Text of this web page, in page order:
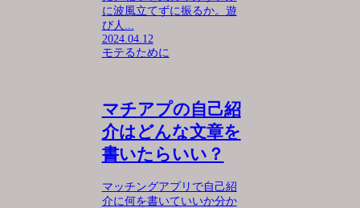
に波風立てずに振るか。遊
び人...
2024.04.12
モテるために
マチアプの自己紹
介はどんな文章を
書いたらいい？
マッチングアプリで自己紹
介に何を書いていいか分か